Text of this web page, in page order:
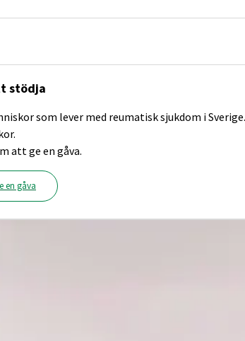
stödja
som lever med reumatisk sjukdom i
att ge en gåva.
en gåva